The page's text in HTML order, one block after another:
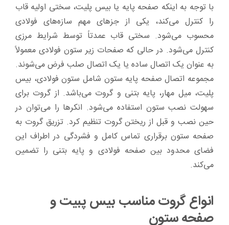
با توجه به اینکه صفحه پایه یا بیس پلیت، سختی اولیه قاب
را کنترل می‌کند، یکی از جز‌های مهم سازه‌های فولادی
محسوب می‌شود. سختی قاب عمدتاً توسط شرایط مرزی
کنترل می‌شود. در حالی که صفحات زیر ستون فولادی معمولاً
به عنوان یک اتصال ساده یا یک اتصال صلب فرض می‌شوند.
مجموعه اتصال صفحه پایه ستون شامل ستون فولادی، بیس
پلیت، میل مهار، پایه بتنی و گروت می‌باشد. از گروت برای
سهولت نصب ستون استفاده می‌شود. انکرها را می‌توان در
حین نصب و قبل از ریختن گروت تنظیم کرد. تزریق گروت به
صفحه ستون برقراری تماس کامل و فشردگی در اطراف این
فضای محدود بین صفحه فولادی و پایه بتنی را تضمین
می‌کند.
انواع گروت مناسب بیس پبیت و
صفحه ستون